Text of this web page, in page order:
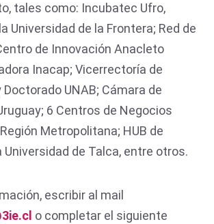
tales como: Incubatec Ufro,
Universidad de la Frontera; Red de
de Innovación Anacleto
Inacap; Vicerrectoría de
UNAB; Cámara de
6 Centros de Negocios
Metropolitana; HUB de
de Talca, entre otros.
escribir al mail
o completar el siguiente